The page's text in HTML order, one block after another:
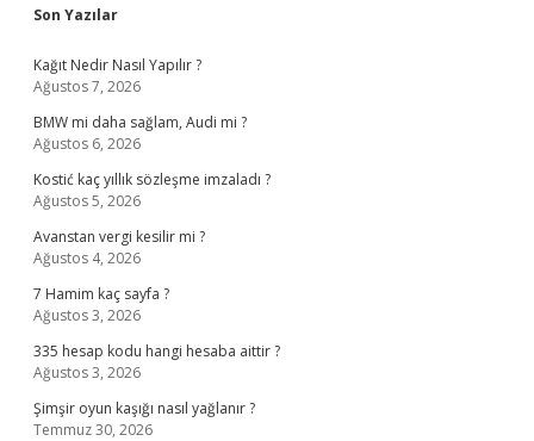
Sidebar
Son Yazılar
Kağıt Nedir Nasıl Yapılır ?
Ağustos 7, 2026
BMW mi daha sağlam, Audi mi ?
Ağustos 6, 2026
Kostić kaç yıllık sözleşme imzaladı ?
Ağustos 5, 2026
Avanstan vergi kesilir mi ?
Ağustos 4, 2026
7 Hamim kaç sayfa ?
Ağustos 3, 2026
335 hesap kodu hangi hesaba aittir ?
Ağustos 3, 2026
Şimşir oyun kaşığı nasıl yağlanır ?
Temmuz 30, 2026